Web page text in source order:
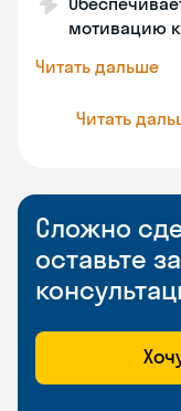
мотивацию
Читать дальше
Читать
Сложно
оставьте